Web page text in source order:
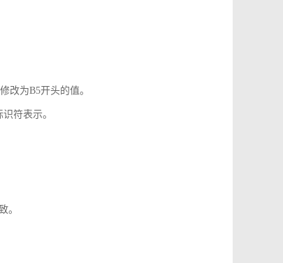
改为B5开头的值。
符表示。
。